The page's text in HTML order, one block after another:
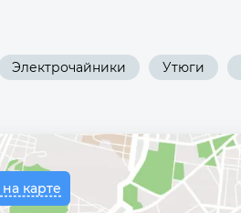
Электрочайники Утюги
карте